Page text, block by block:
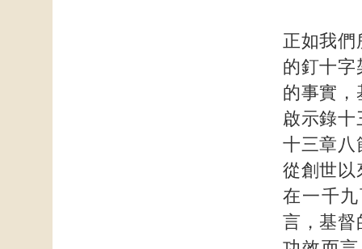
正如我們
的釘十字
的事實，
啟示錄十
十三章八
從創世以
在一千
言，基督